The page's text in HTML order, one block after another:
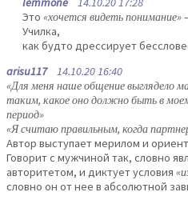
Это «хочется видеть понимание»
Училка,
как будто дрессирует
arisu11714.10.20 16:40
«Для меня наше общение выглядело
таким, какое оно должно быть в
период»
«Я считаю правильным, когда
Автор выступает мерилом и
Говорит с мужчиной так, словно
авторитетом, и диктует условия
словно он от нее в абсолютной